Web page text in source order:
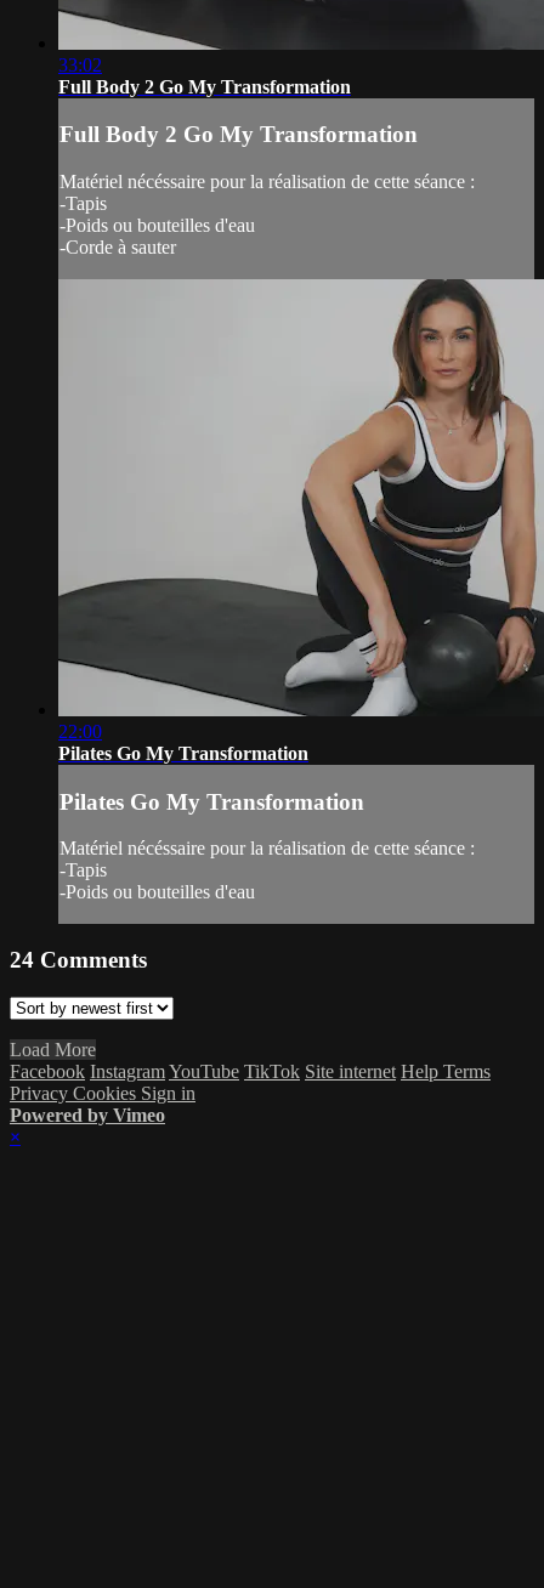
33:02
Full Body 2 Go My Transformation
Full Body 2 Go My Transformation
Matériel nécéssaire pour la réalisation de cette séance :
-Tapis
-Poids ou bouteilles d'eau
-Corde à sauter
22:00
Pilates Go My Transformation
Pilates Go My Transformation
Matériel nécéssaire pour la réalisation de cette séance :
-Tapis
-Poids ou bouteilles d'eau
24 Comments
Load More
Facebook InstagramYouTube TikTok Site internet Help Terms
Privacy Cookies Sign in
Powered by Vimeo
×